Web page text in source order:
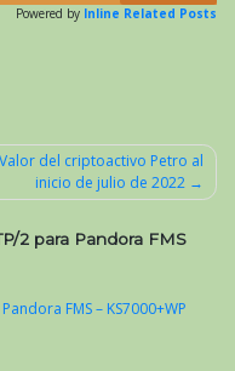
Powered by Inline Related Posts
Valor del criptoactivo Petro al
inicio de julio de 2022
2 para Pandora FMS
FMS – KS7000+WP